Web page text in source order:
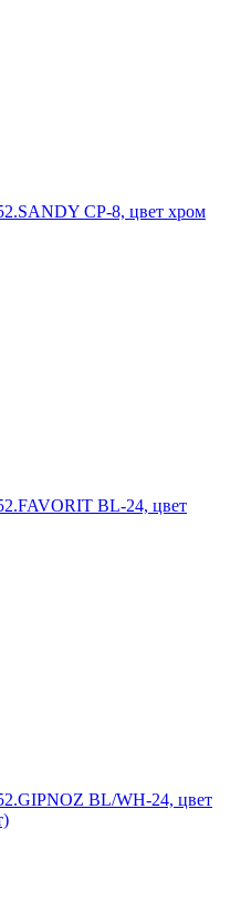
CP-8, цвет хром
BL-24, цвет
BL/WH-24, цвет